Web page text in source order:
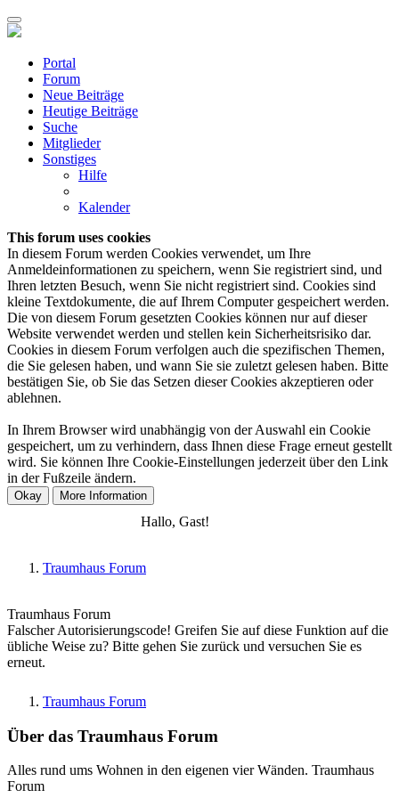
Portal
Forum
Neue Beiträge
Heutige Beiträge
Suche
Mitglieder
Sonstiges
Hilfe
Kalender
This forum uses cookies
In diesem Forum werden Cookies verwendet, um Ihre
Anmeldeinformationen zu speichern, wenn Sie registriert sind, und
Ihren letzten Besuch, wenn Sie nicht registriert sind. Cookies sind
kleine Textdokumente, die auf Ihrem Computer gespeichert werden.
Die von diesem Forum gesetzten Cookies können nur auf dieser
Website verwendet werden und stellen kein Sicherheitsrisiko dar.
Cookies in diesem Forum verfolgen auch die spezifischen Themen,
die Sie gelesen haben, und wann Sie sie zuletzt gelesen haben. Bitte
bestätigen Sie, ob Sie das Setzen dieser Cookies akzeptieren oder
ablehnen.
In Ihrem Browser wird unabhängig von der Auswahl ein Cookie
gespeichert, um zu verhindern, dass Ihnen diese Frage erneut gestellt
wird. Sie können Ihre Cookie-Einstellungen jederzeit über den Link
in der Fußzeile ändern.
Hallo, Gast!
Traumhaus Forum
Traumhaus Forum
Falscher Autorisierungscode! Greifen Sie auf diese Funktion auf die
übliche Weise zu? Bitte gehen Sie zurück und versuchen Sie es
erneut.
Traumhaus Forum
Über das Traumhaus Forum
Alles rund ums Wohnen in den eigenen vier Wänden. Traumhaus
Forum